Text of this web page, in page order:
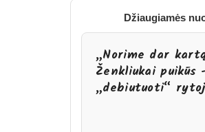
Džiaugiamės
„Norime dar
Ženkliukai
„debiutuoti“